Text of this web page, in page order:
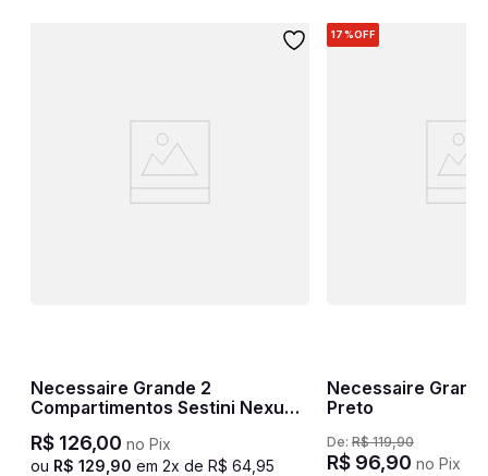
Necessaire Grande 2
Compartimentos Sestini Nexus -
R$ 126,00 no Pix
ou R$ 129 90 em 2x de R$ 64, 95
17%OFF
Necessaire
Preto
De: R$ 119,90
R$ 96,90 no Pix